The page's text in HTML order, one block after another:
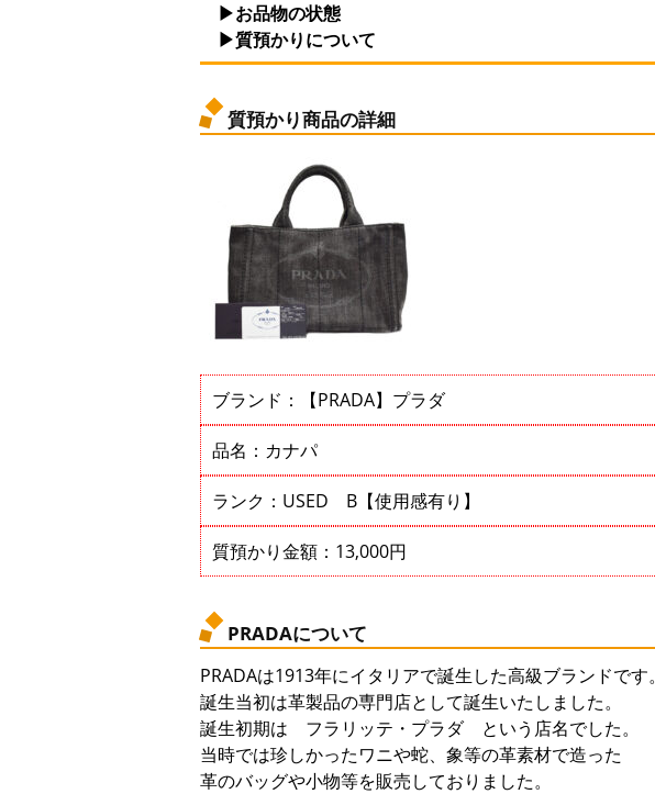
▶お品物の状態
▶質預かりについて
質預かり商品の詳細
ブランド：【PRADA】プラダ
品名：カナパ
ランク：USED B【使用感有り】
質預かり金額：13,000円
PRADAについて
PRADAは1913年にイタリアで誕生した高級ブランドです。
誕生当初は革製品の専門店として誕生いたしました。
誕生初期は フラリッテ・プラダ という店名でした。
当時では珍しかったワニや蛇、象等の革素材で造った
革のバッグや小物等を販売しておりました。